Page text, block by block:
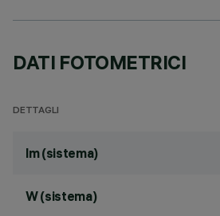
DATI FOTOMETRICI
DETTAGLI
lm (sistema)
W (sistema)